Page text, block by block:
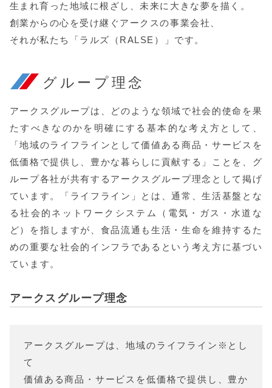
生まれ育った地域に根ざし、未来に大きな夢を描く。
創業からの心を受け継ぐアークスの事業会社、
それが私たち「ラルズ（RALSE）」です。
グループ理念
アークスグループは、どのような領域で社会的使命を果
たすべきなのかを明確にする基本的な考え方として、
「地域のライフラインとして価値ある商品・サービスを
低価格で提供し、豊かな暮らしに貢献する」ことを、グ
ループ各社が共有するアークスグループ理念として掲げ
ています。「ライフライン」とは、通常、生活基盤とな
る社会的ネットワークシステム（電気・ガス・水道な
ど）を指しますが、食品流通も生活・生命を維持するた
めの重要な社会的インフラであるという考え方に基づい
ています。
アークスグループ理念
アークスグループは、地域のライフライン※とし
て
価値ある商品・サービスを低価格で提供し、豊か